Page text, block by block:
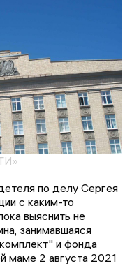
по делу Сергея
с каким-то
выяснить не
занимавшаяся
и фонда
маме 2 августа 2021